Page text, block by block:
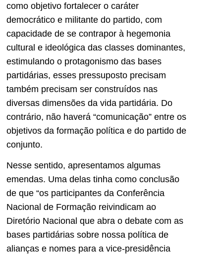
como objetivo fortalecer o caráter
democrático e militante do partido, com
capacidade de se contrapor à hegemonia
cultural e ideológica das classes dominantes,
estimulando o protagonismo das bases
partidárias, esses pressuposto precisam
também precisam ser construídos nas
diversas dimensões da vida partidária. Do
contrário, não haverá “comunicação” entre os
objetivos da formação política e do partido de
conjunto.
Nesse sentido, apresentamos algumas
emendas. Uma delas tinha como conclusão
de que “os participantes da Conferência
Nacional de Formação reivindicam ao
Diretório Nacional que abra o debate com as
bases partidárias sobre nossa política de
alianças e nomes para a vice-presidência